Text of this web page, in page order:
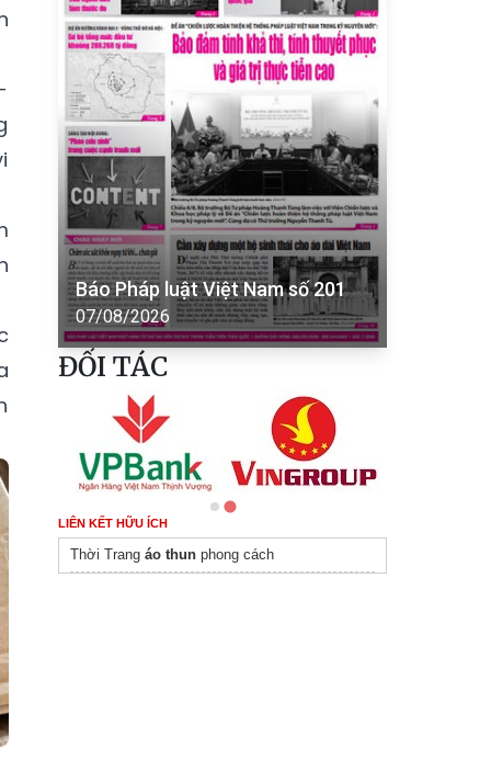
Báo Pháp luật Việt Nam số 201
07/08/2026
ĐỐI TÁC
LIÊN KẾT HỮU ÍCH
Thời Trang áo thun phong cách